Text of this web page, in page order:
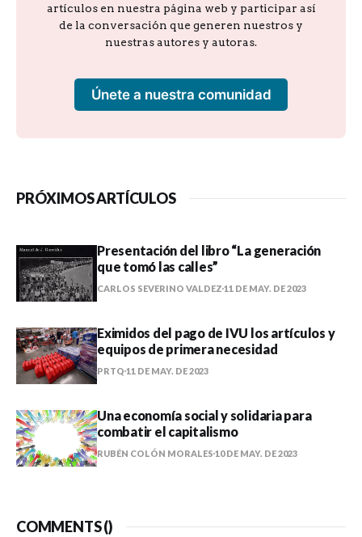
artículos en nuestra página web y participar así
de la conversación que generen nuestros y
nuestras autores y autoras.
Únete a nuestra comunidad
PRÓXIMOS ARTÍCULOS
Presentación del libro “La generación
que tomó las calles”
CARLOS SEVERINO VALDEZ 11 DE MAY. DE 2023
Eximidos del pago de IVU los artículos y
equipos de primera necesidad
PRTQ 11 DE MAY. DE 2023
Una economía social y solidaria para
combatir el capitalismo
RUBÉN COLÓN MORALES 10 DE MAY. DE 2023
COMMENTS ()